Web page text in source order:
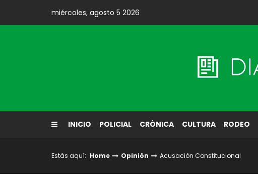
content
miércoles, agosto 5 2026
Diario El Labrador
INICIO POLICIAL CRÓNICA CULTURA RODEO
Estás aquí: Home Opinión Acusación Constitucional